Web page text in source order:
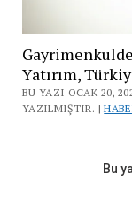
Yatırım,
BU YAZI OCAK 20,
YAZILMIŞTIR. |
Bu